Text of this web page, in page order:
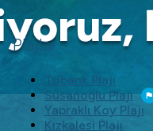
Plajlar
Töbank Plajı
Susanoğlu Plajı
Yapraklı Koy Plajı
Kızkalesi Plajı